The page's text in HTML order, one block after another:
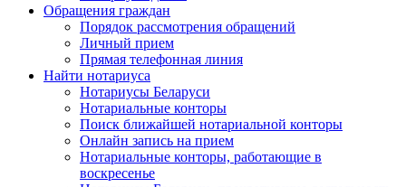
Обращения граждан
Порядок рассмотрения обращений
Личный прием
Прямая телефонная линия
Найти нотариуса
Нотариусы Беларуси
Нотариальные конторы
Поиск ближайшей нотариальной конторы
Онлайн запись на прием
Нотариальные конторы, работающие в
воскресенье